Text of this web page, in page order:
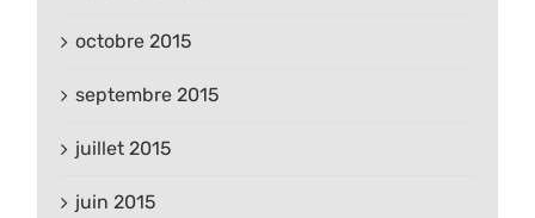
octobre 2015
septembre 2015
juillet 2015
juin 2015